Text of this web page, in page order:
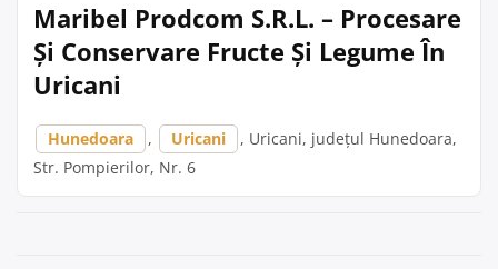
Maribel Prodcom S.R.L. – Procesare
Și Conservare Fructe Și Legume În
Uricani
Hunedoara , Uricani
, Uricani, județul Hunedoara,
Str. Pompierilor, Nr. 6